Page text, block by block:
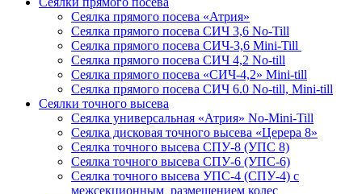
Сеялка прямого посева «Атрия»
Сеялка прямого посева СИЧ 3,6 No-Till
Сеялка прямого посева СИЧ-3,6 Mini-Till
Сеялка прямого посева СИЧ 4,2 No-till
Сеялка прямого посева «СИЧ-4,2» Mini-till
Сеялка прямого посева СИЧ 6.0 No-till, Mini-till
Сеялки точного высева
Сеялка универсальная «Атрия» No-Mini-Till
Сеялка дисковая точного высева «Церера 8»
Сеялка точного высева СПУ-8 (УПС 8)
Сеялка точного высева СПУ-6 (УПС-6)
Сеялка точного высева УПС-4 (СПУ-4) с
межсекционным размещением колес